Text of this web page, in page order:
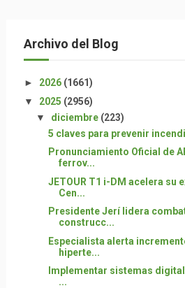
Archivo del Blog
► 2026 (1661)
▼ 2025 (2956)
▼ diciembre (223)
5 claves para prevenir
Pronunciamiento Oficial de
ferrov...
JETOUR T1 i-DM acelera su
Cen...
Presidente Jerí lidera
construcc...
Especialista alerta
hiperte...
Implementar sistemas
...